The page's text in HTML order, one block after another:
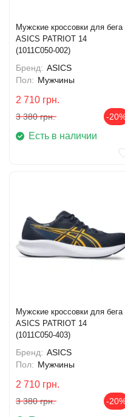
Мужские кроссовки для бега
ASICS PATRIOT 14
(1011C050-002)
Бренд: ASICS
Пол: Мужчины
2 710 грн.
3 380 грн. -
Есть в наличии
Мужские кроссовки для бега
ASICS PATRIOT 14
(1011C050-403)
Бренд: ASICS
Пол: Мужчины
2 710 грн.
3 380 грн. -